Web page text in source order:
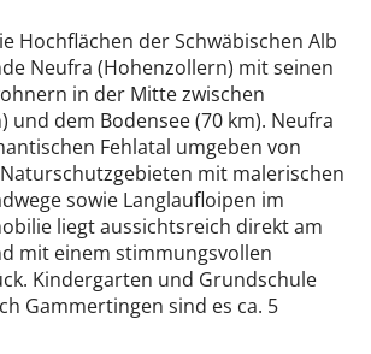
Hochflächen der Schwäbischen Alb
Neufra (Hohenzollern) mit seinen
in der Mitte zwischen
und dem Bodensee (70 km). Neufra
Fehlatal umgeben von
mit malerischen
sowie Langlaufloipen im
liegt aussichtsreich direkt am
mit einem stimmungsvollen
Kindergarten und Grundschule
Gammertingen sind es ca. 5